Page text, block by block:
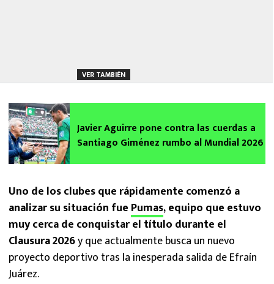
VER TAMBIÉN
Javier Aguirre pone contra las cuerdas a
Santiago Giménez rumbo al Mundial 2026
Uno de los clubes que rápidamente comenzó a
analizar su situación fue Pumas, equipo que estuvo
muy cerca de conquistar el título durante el
Clausura 2026y que actualmente busca un nuevo
proyecto deportivo tras la inesperada salida de Efraín
Juárez.